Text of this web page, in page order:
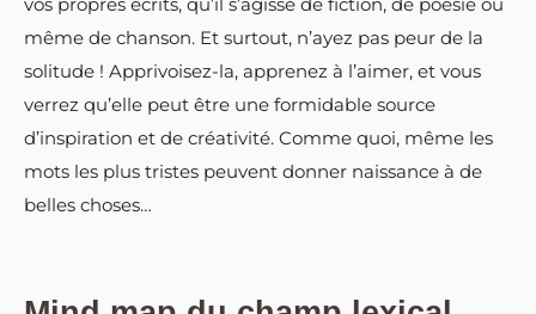
même de chanson. Et surtout, n’ayez pas peur de la
solitude ! Apprivoisez-la, apprenez à l’aimer, et vous
verrez qu’elle peut être une formidable source
d’inspiration et de créativité. Comme quoi, même les
mots les plus tristes peuvent donner naissance à de
belles choses…